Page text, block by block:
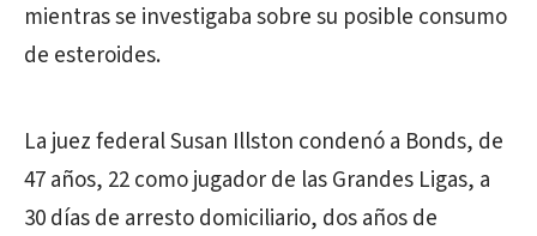
mientras se investigaba sobre su posible consumo
de esteroides.
La juez federal Susan Illston condenó a Bonds, de
47 años, 22 como jugador de las Grandes Ligas, a
30 días de arresto domiciliario, dos años de